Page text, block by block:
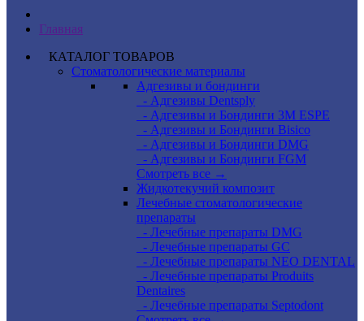
Главная
КАТАЛОГ ТОВАРОВ
Стоматологические материалы
Адгезивы и бондинги
- Адгезивы Dentsply
- Адгезивы и Бондинги 3M ESPE
- Адгезивы и Бондинги Bisico
- Адгезивы и Бондинги DMG
- Адгезивы и Бондинги FGM
Смотреть все →
Жидкотекучий композит
Лечебные стоматологические
препараты
- Лечебные препараты DMG
- Лечебные препараты GC
- Лечебные препараты NEO DENTAL
- Лечебные препараты Produits
Dentaires
- Лечебные препараты Septodont